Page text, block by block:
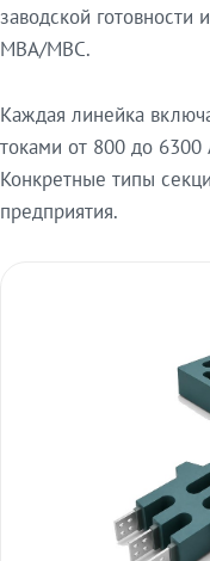
заводской
МВА/МВС.
Каждая линейка
токами от 800 до
Конкретные типы
предприятия.